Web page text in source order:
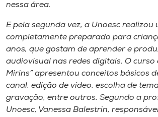
nessa área.
E pela segunda vez, a Unoesc realizou
completamente preparado para
anos, que gostam de aprender e
audiovisual nas redes digitais. O curso
Mirins” apresentou conceitos básicos
canal, edição de vídeo, escolha de
gravação, entre outros. Segundo a
Unoesc, Vanessa Balestrin,